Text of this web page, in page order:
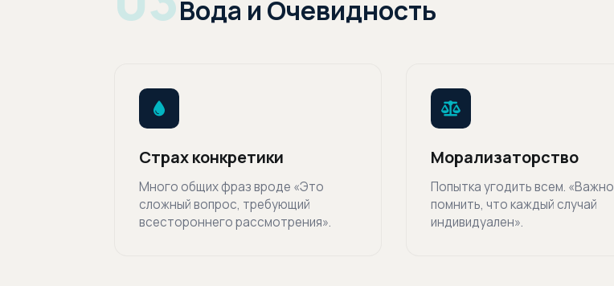
Вода и Очевидность
Страх конкретики
Много общих фраз вроде «Это
сложный вопрос, требующий
всестороннего рассмотрения».
Морализаторство
Попытка угодить всем. «Важно
помнить, что каждый случай
индивидуален».